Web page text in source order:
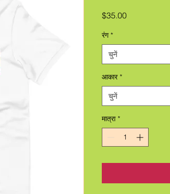
$35.00मूल्य
रंग *
चुनें
आकार *
चुनें
मात्रा *